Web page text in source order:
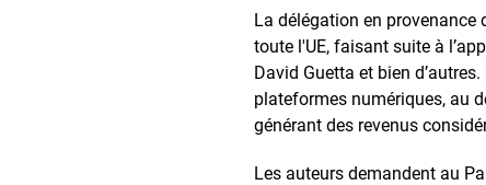
La délégation en provenance
toute l'UE, faisant suite à
David Guetta et bien
plateformes numériques, au
générant des revenus
Les auteurs demandent au